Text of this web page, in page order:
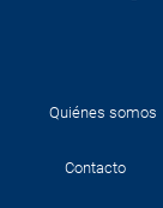
Quiénes somos
Contacto